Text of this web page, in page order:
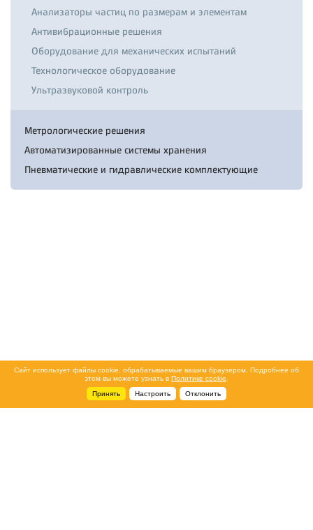
Анализаторы частиц по размерам и элементам
Антивибрационные решения
Оборудование для механических испытаний
Технологическое оборудование
Ультразвуковой контроль
Метрологические решения
Автоматизированные системы хранения
Пневматические и гидравлические комплектующие
Сайт использует файлы cookie, обрабатываемые вашим браузером. Подробнее об
этом вы можете узнать в Политике cookie
Принять
Настроить Отклонить